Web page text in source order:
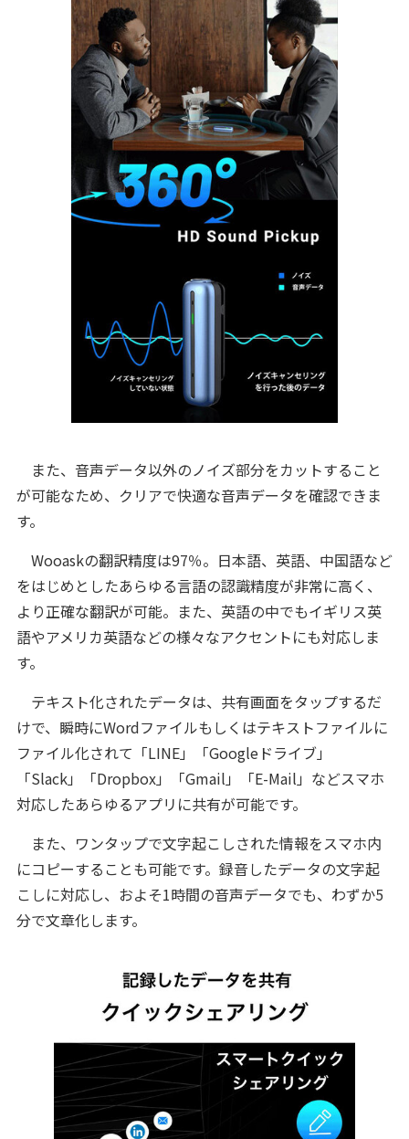
また、音声データ以外のノイズ部分をカットすること
が可能なため、クリアで快適な音声データを確認できま
す。
Wooaskの翻訳精度は97％。日本語、英語、中国語など
をはじめとしたあらゆる言語の認識精度が非常に高く、
より正確な翻訳が可能。また、英語の中でもイギリス英
語やアメリカ英語などの様々なアクセントにも対応しま
す。
テキスト化されたデータは、共有画面をタップするだ
けで、瞬時にWordファイルもしくはテキストファイルに
ファイル化されて「LINE」「Googleドライブ」
「Slack」「Dropbox」「Gmail」「E-Mail」などスマホ
対応したあらゆるアプリに共有が可能です。
また、ワンタップで文字起こしされた情報をスマホ内
にコピーすることも可能です。録音したデータの文字起
こしに対応し、およそ1時間の音声データでも、わずか5
分で文章化します。